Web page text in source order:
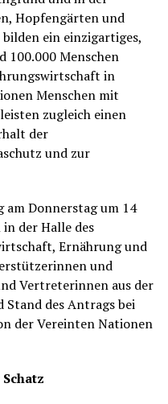
Hopfengärten und
ein einzigartiges,
100.000 Menschen
in
Menschen mit
zugleich einen
der
und zur
Donnerstag um 14
der Halle des
Ernährung und
und
Vertreterinnen aus der
des Antrags bei
der Vereinten Nationen